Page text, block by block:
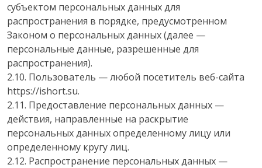
субъектом персональных данных для
распространения в порядке, предусмотренном
Законом о персональных данных (далее —
персональные данные, разрешенные для
распространения).
2.10. Пользователь — любой посетитель веб-сайта
https://ishort.su.
2.11. Предоставление персональных данных —
действия, направленные на раскрытие
персональных данных определенному лицу или
определенному кругу лиц.
2.12. Распространение персональных данных —